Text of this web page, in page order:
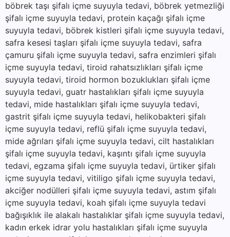
böbrek taşı şifalı içme suyuyla tedavi, böbrek yetmezliği
şifalı içme suyuyla tedavi, protein kaçağı şifalı içme
suyuyla tedavi, böbrek kistleri şifalı içme suyuyla tedavi,
safra kesesi taşları şifalı içme suyuyla tedavi, safra
çamuru şifalı içme suyuyla tedavi, safra enzimleri şifalı
içme suyuyla tedavi, tiroid rahatsızlıkları şifalı içme
suyuyla tedavi, tiroid hormon bozuklukları şifalı içme
suyuyla tedavi, guatr hastalıkları şifalı içme suyuyla
tedavi, mide hastalıkları şifalı içme suyuyla tedavi,
gastrit şifalı içme suyuyla tedavi, helikobakteri şifalı
içme suyuyla tedavi, reflü şifalı içme suyuyla tedavi,
mide ağrıları şifalı içme suyuyla tedavi, cilt hastalıkları
şifalı içme suyuyla tedavi, kaşıntı şifalı içme suyuyla
tedavi, egzama şifalı içme suyuyla tedavi, ürtiker şifalı
içme suyuyla tedavi, vitiligo şifalı içme suyuyla tedavi,
akciğer nodülleri şifalı içme suyuyla tedavi, astım şifalı
içme suyuyla tedavi, koah şifalı içme suyuyla tedavi
bağışıklık ile alakalı hastalıklar şifalı içme suyuyla tedavi,
kadın erkek idrar yolu hastalıkları şifalı içme suyuyla